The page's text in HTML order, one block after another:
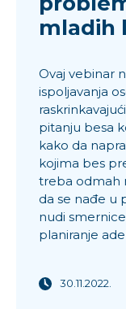
mladih
Ovaj vebinar
ispoljavanja
pitanju besa
kako da
kojima bes
treba odmah
da se nađe u
nudi
planiranje
30.11.2022.